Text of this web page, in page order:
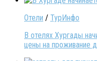
Отели / ТурИнфо
В отелях Хургады
цены на проживание